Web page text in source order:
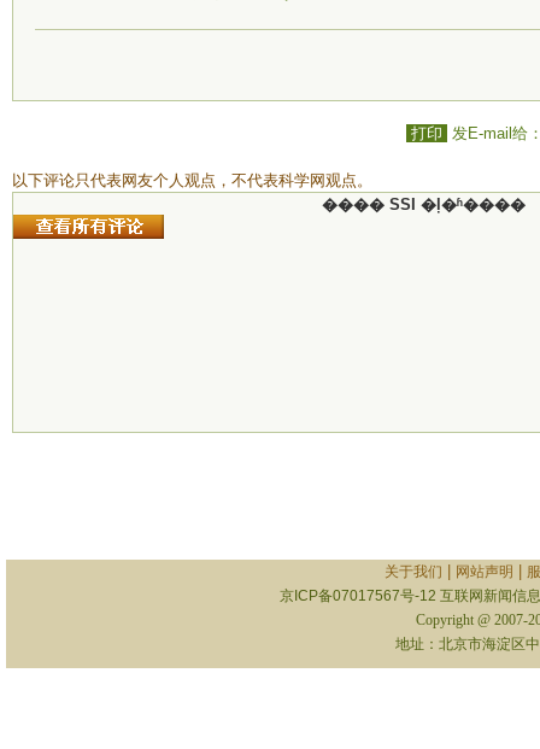
打印 发E-mail给
以下评论只代表网友个人观点，不代表科学网观点。
���� SSI �ļ�ʱ����
关于我们 网站声明
京ICP备07017567号-12 互联网新闻信
Copyright @ 2007-
地址：北京市海淀区